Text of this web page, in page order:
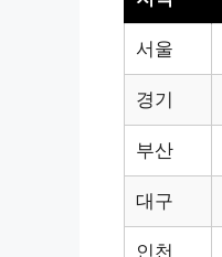
서울
경기
부산
대구
인천